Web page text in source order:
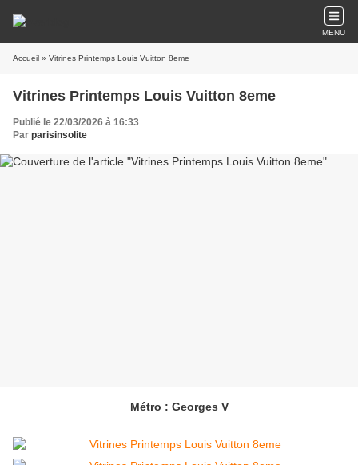
MENU
Accueil » Vitrines Printemps Louis Vuitton 8eme
Vitrines Printemps Louis Vuitton 8eme
Publié le 22/03/2026 à 16:33
Par parisinsolite
Métro : Georges V